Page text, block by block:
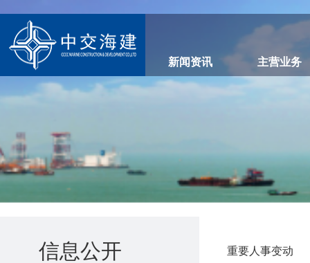
新闻资讯 主营业务
信息公开 重要人事变动